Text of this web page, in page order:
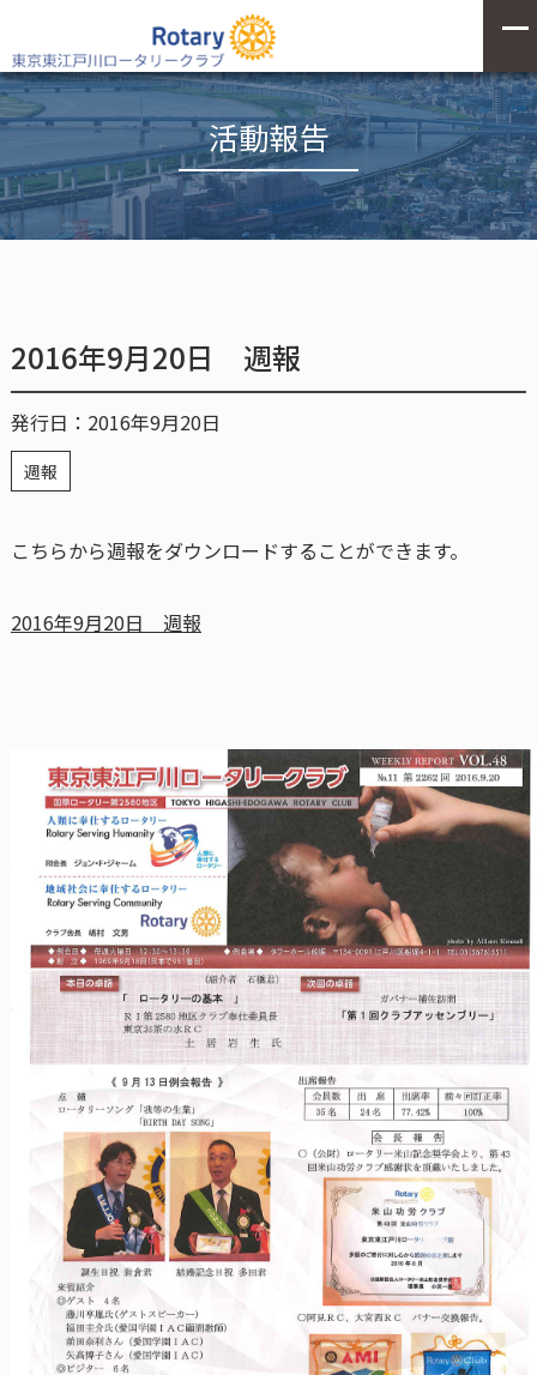
活動報告
2016年9月20日 週報
発行日：2016年9月20日
週報
こちらから週報をダウンロードすることができます。
2016年9月20日 週報